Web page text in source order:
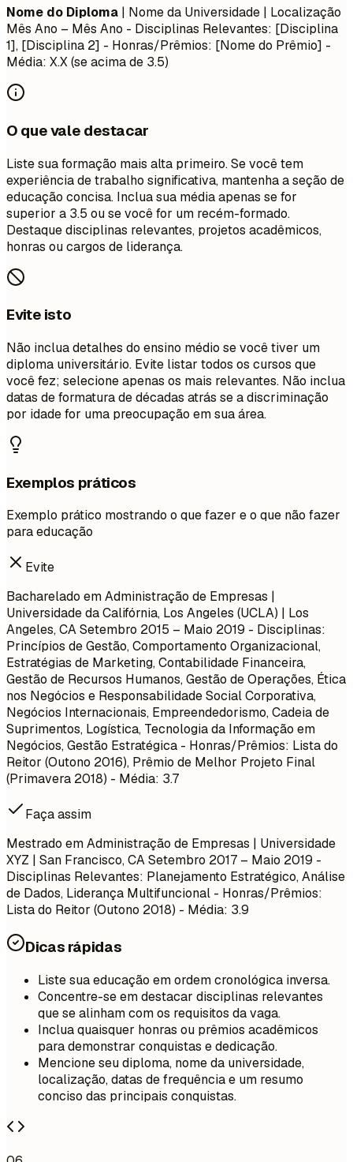
Nome do Diploma | Nome da Universidade | Localização
Mês Ano – Mês Ano - Disciplinas Relevantes: [Disciplina
1], [Disciplina 2] - Honras/Prêmios: [Nome do Prêmio] -
Média: X.X (se acima de 3.5)
O que vale destacar
Liste sua formação mais alta primeiro. Se você tem
experiência de trabalho significativa, mantenha a seção de
educação concisa. Inclua sua média apenas se for
superior a 3.5 ou se você for um recém-formado.
Destaque disciplinas relevantes, projetos acadêmicos,
honras ou cargos de liderança.
Evite isto
Não inclua detalhes do ensino médio se você tiver um
diploma universitário. Evite listar todos os cursos que
você fez; selecione apenas os mais relevantes. Não inclua
datas de formatura de décadas atrás se a discriminação
por idade for uma preocupação em sua área.
Exemplos práticos
Exemplo prático mostrando o que fazer e o que não fazer
para educação
Evite
Bacharelado em Administração de Empresas |
Universidade da Califórnia, Los Angeles (UCLA) | Los
Angeles, CASetembro 2015 – Maio 2019 - Disciplinas:
Princípios de Gestão, Comportamento Organizacional,
Estratégias de Marketing, Contabilidade Financeira,
Gestão de Recursos Humanos, Gestão de Operações, Ética
nos Negócios e Responsabilidade Social Corporativa,
Negócios Internacionais, Empreendedorismo, Cadeia de
Suprimentos, Logística, Tecnologia da Informação em
Negócios, Gestão Estratégica - Honras/Prêmios: Lista do
Reitor (Outono 2016), Prêmio de Melhor Projeto Final
(Primavera 2018) - Média: 3.7
Faça assim
Mestrado em Administração de Empresas | Universidade
XYZ | San Francisco, CASetembro 2017 – Maio 2019 -
Disciplinas Relevantes: Planejamento Estratégico, Análise
de Dados, Liderança Multifuncional - Honras/Prêmios:
Lista do Reitor (Outono 2018) - Média: 3.9
Dicas rápidas
Liste sua educação em ordem cronológica inversa.
Concentre-se em destacar disciplinas relevantes
que se alinham com os requisitos da vaga.
Inclua quaisquer honras ou prêmios acadêmicos
para demonstrar conquistas e dedicação.
Mencione seu diploma, nome da universidade,
localização, datas de frequência e um resumo
conciso das principais conquistas.